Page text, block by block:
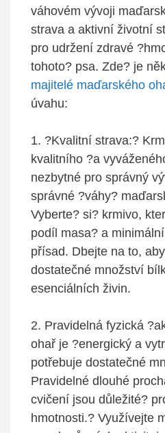
váhovém vývoji
strava a aktivní životní
pro udržení zdravé
tohoto? psa. Zde? je
majitelé maďarského
úvahu:
1. ?Kvalitní strava:?
kvalitního ?a
nezbytné pro správný
správné ?váhy?
Vyberte? si? krmivo,
podíl masa? a
přísad. Dbejte na to,
dostatečné množství
esenciálních živin.
2. Pravidelná fyzická
ohař je ?energický a
potřebuje dostatečné
Pravidelné dlouhé
cvičení jsou důležité?
hmotnosti.? Využívejte